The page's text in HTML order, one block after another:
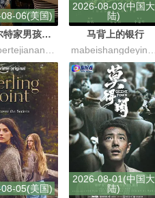
06(美国)
我与沃尔特家男孩的生活第三季
2026-08-03(中国大
陆)
马背上的银行
05(美国)
2026-08-01(中国大
陆)